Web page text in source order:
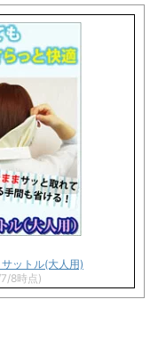
ットル(大人用)
8時点)